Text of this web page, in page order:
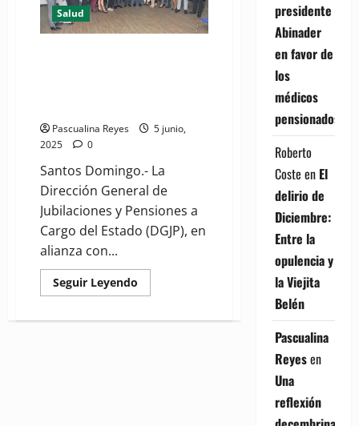
diplomado
de
donación
de
Salud
Pascualina Reyes
5 junio,
2025
0
Santos Domingo.- La
Dirección General de
Jubilaciones y Pensiones a
Cargo del Estado (DGJP), en
alianza con...
Seguir Leyendo
more
y
presidente
Abinader
en favor de
los
médicos
pensionados
Roberto
Coste en El
delirio de
Diciembre:
Entre la
opulencia y
la Viejita
Belén
Pascualina
Reyesen
Una
reflexión